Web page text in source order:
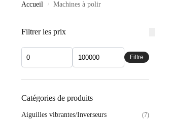
Accueil / Machines à polir
Filtrer les prix
Filtre
Catégories de produits
Aiguilles vibrantes/Inverseurs (7)